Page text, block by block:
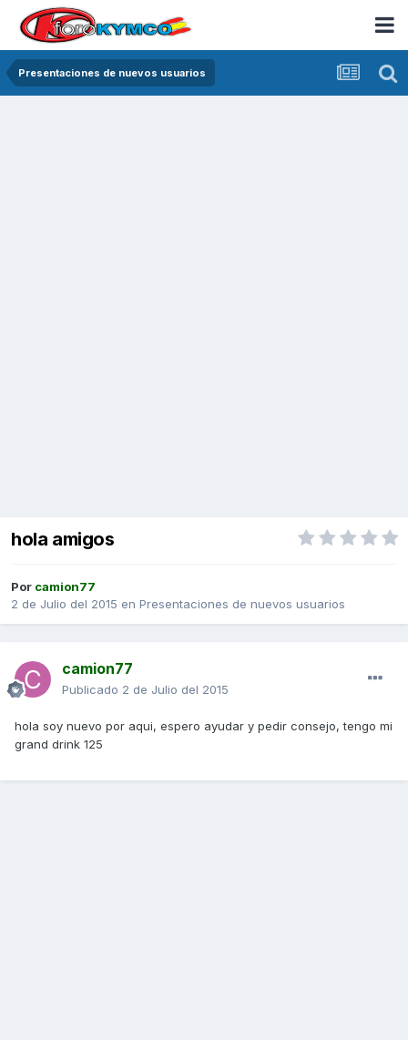
Presentaciones de nuevos usuarios
hola amigos
Por camion77
2 de Julio del 2015 en Presentaciones de nuevos usuarios
camion77
Publicado 2 de Julio del 2015
hola soy nuevo por aqui, espero ayudar y pedir consejo, tengo mi
grand drink 125